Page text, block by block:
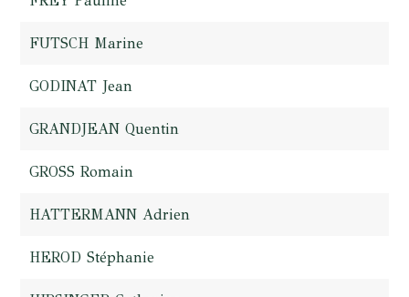
FUTSCH Marine
GODINAT Jean
GRANDJEAN Quentin
GROSS Romain
HATTERMANN Adrien
HEROD Stéphanie